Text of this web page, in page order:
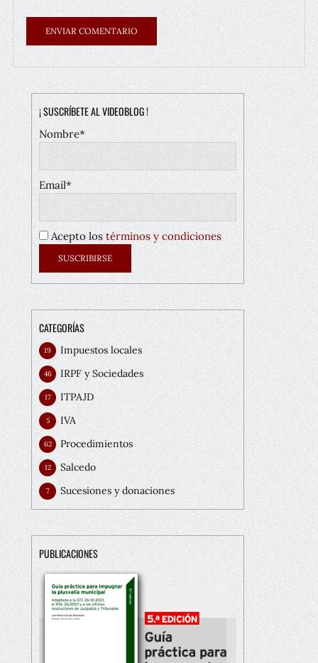
¡ SUSCRÍBETE AL VIDEOBLOG !
Nombre*
Email*
Acepto lostérminos y condiciones
CATEGORÍAS
Impuestos locales
19
IRPF y Sociedades
46
ITPAJD
17
IVA
5
Procedimientos
62
Salcedo
12
Sucesiones y donaciones
7
PUBLICACIONES